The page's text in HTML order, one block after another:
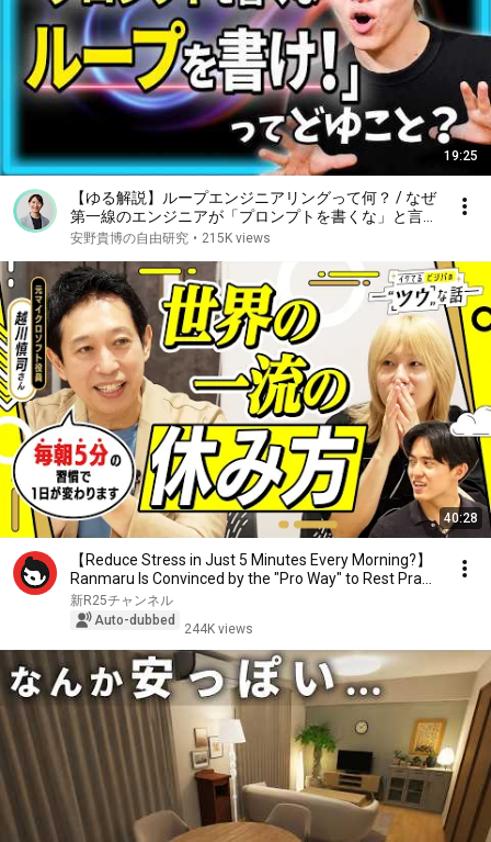
19:25
【ゆる解説】ループエンジニアリングって何？ / なぜ
第一線のエンジニアが「プロンプトを書くな」と言っ
ているのか / "Human in the Loop"から"Human on the
安野貴博の自由研究 • 215K views
40:28
【Reduce Stress in Just 5 Minutes Every Morning?】
Ranmaru Is Convinced by the "Pro Way" to Rest Pra...
新R25チャンネル
Auto-dubbed
244K views